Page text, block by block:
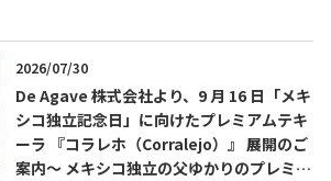
2026/07/30
De Agave 株式会社より、9 月 16 日「メキ
シコ独立記念日」に向けたプレミアムテキ
ーラ 『コラレホ（Corralejo）』 展開のご
案内〜 メキシコ独立の父ゆかりのプレミア